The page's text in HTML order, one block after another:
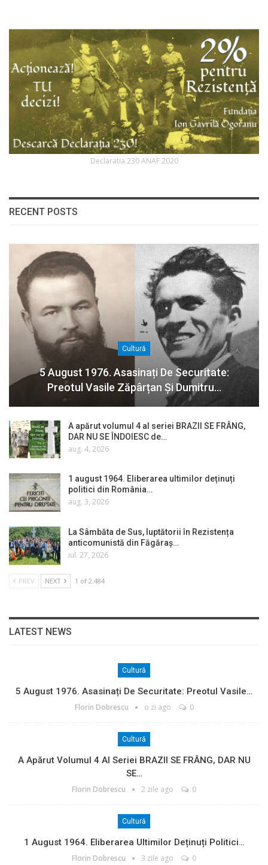
Declaratia 230 ANAF 2020
RECENT POSTS
Cultură
5 August 1976. Asasinați De Securitate:
Preotul Vasile Zăpârțan Și Dumitru…
A apărut volumul 4 al seriei BRAZII SE FRÂNG,
DAR NU SE ÎNDOIESC de…
aug. 4, 2026
1 august 1964. Eliberarea ultimilor deținuți
politici din România…
aug. 3, 2026
La Sâmbăta de Sus, luptătorii în Rezistența
anticomunistă din Făgăraș…
iul. 27, 2026
PREV NEXT 1 of 2.484
LATEST NEWS
Cultură
5 August 1976. Asasinați De Securitate: Preotul Vasile…
Florin Dobrescu o zi ago 0
Cultură
A Apărut Volumul 4 Al Seriei BRAZII SE FRÂNG, DAR NU
SE…
Florin Dobrescu 2 zile ago 0
Cultură
1 August 1964. Eliberarea Ultimilor Deținuți Politici…
Florin Dobrescu 3 zile ago 0